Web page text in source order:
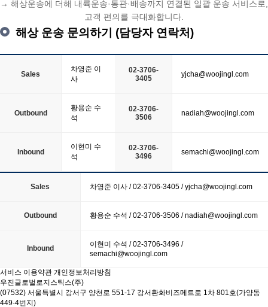
→ 해상운송에 더해 내륙운송·통관·배송까지 연결된 일괄 운송 서비스로,
고객 편의를 극대화합니다.
해상 운송 문의하기 (담당자 연락처)
Sales
차영준 이
사
02-3706-
3405
yjcha@woojingl.com
Outbound
황용순 수
석
02-3706-
3506
nadiah@woojingl.com
Inbound
이현미 수
석
02-3706-
3496
semachi@woojingl.com
Sales 차영준 이사 / 02-3706-3405 / yjcha@woojingl.com
Outbound 황용순 수석 / 02-3706-3506 / nadiah@woojingl.com
Inbound
이현미 수석 / 02-3706-3496 /
semachi@woojingl.com
서비스 이용약관 개인정보처리방침
우진글로벌로지스틱스(주)
(07532) 서울특별시 강서구 양천로 551-17 강서환화비즈메트로 1차 801호(가양동
449-4번지)